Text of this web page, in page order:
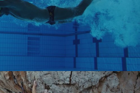
PARLEM